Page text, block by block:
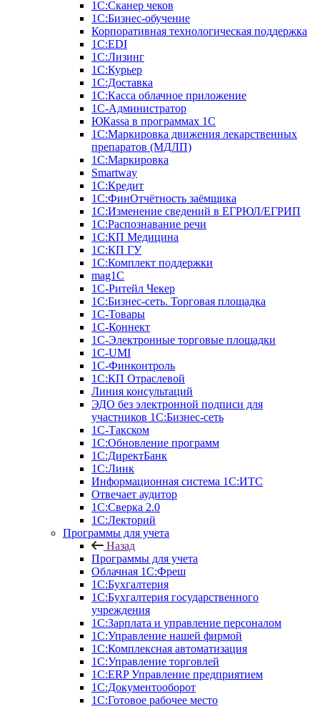
1С:Сканер чеков
1С:Бизнес-обучение
Корпоративная технологическая поддержка
1С:ЕDI
1С:Лизинг
1С:Курьер
1С:Доставка
1С:Касса облачное приложение
1С-Администратор
ЮКаssа в программах 1С
1С:Маркировка движения лекарственных
препаратов (МДЛП)
1С:Маркировка
Smartway
1С:Кредит
1С:ФинОтчётность заёмщика
1С:Изменение сведений в ЕГРЮЛ/ЕГРИП
1С:Распознавание речи
1С:КП Медицина
1С:КП ГУ
1С:Комплект поддержки
mag1C
1С-Ритейл Чекер
1С:Бизнес-сеть. Торговая площадка
1С-Товары
1С-Коннект
1С-Электронные торговые площадки
1C-UMI
1С-Финконтроль
1С:КП Отраслевой
Линия консультаций
ЭДО без электронной подписи для
участников 1С:Бизнес-сеть
1С-Такском
1С:Обновление программ
1С:ДиректБанк
1С:Линк
Информационная система 1С:ИТС
Отвечает аудитор
1С:Сверка 2.0
1С:Лекторий
Программы для учета
Назад
Программы для учета
Облачная 1С:Фреш
1С:Бухгалтерия
1С:Бухгалтерия государственного
учреждения
1С:Зарплата и управление персоналом
1С:Управление нашей фирмой
1С:Комплексная автоматизация
1С:Управление торговлей
1С:ERP Управление предприятием
1С:Документооборот
1C:Готовое рабочее место